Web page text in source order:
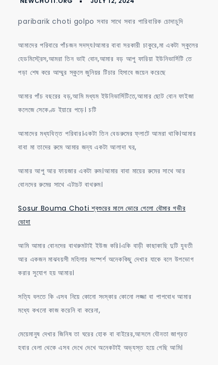
চোদাচুদি
paribarik choti golpo সবার সাথে সবার পারিবারিক চোদাচুদি
আমাদের পরিবারে পাঁচজন সদস্য।আমার বাবা সরকারী চাকুরে,মা একটা স্কুলের
হেডমিস্ট্রেস,আমরা তিন ভাই বোন,আমার বড় আপু ফারিয়া ইউনিভার্সিটি তে
পড়া শেষ করে আম্মুর স্কুলে জুনিয়র টিচার হিসাবে জয়েন করেছে
আমার পাঁচ বছরের বড়,আমি মধ্যম ইউনিভার্সিটিতে,আমার ছোট বোন ফাইজা
কলেজে সেকেণ্ড ইয়ারে পড়ে। চটি
আমাদের মধ্যবিত্ত পরিবার।একটা তিন বেডরুমের ফ্লাটে আমরা থাকি।আমার
বাবা মা তাদের রুমে আমার জন্য একটা আলাদা ঘর,
আমার আপু আর ফায়জার একটা রুম।আমার বাবা মায়ের রুমের সাথে আর
বোনদের রুমের সাথে এটাচট বাথরুম।
Sosur Bouma Choti শ্বশুরের মালে ভোরে গেলো বৌমার গভীর
ভোদা
আমি আমার বোনদের বাথরুমটাই ইউজ করি।একি বাড়ী কাছাকাছি দুটি যুবতী
আর একজন মাঝবয়সী মহিলার সংস্পর্শ অনেককিছু দেখার যাকে বলে উপভোগ
করার সুযোগ হয় আমার।
সত্যি বলতে কি এসব নিয়ে কোনো সংস্কার কোনো লজ্জা বা পাপবোধ আমার
মধ্যে কখনো কাজ করেনি বা করেনা,
মেয়েমানুষ দেখার জিনিষ তা ঘরের হোক বা বাইরের,আসলে যৌনতা জাগ্রত
হবার বেলা থেকে এসব দেখে দেখে অনেকটাই অভ্যস্ত হয়ে গেছি আমি।